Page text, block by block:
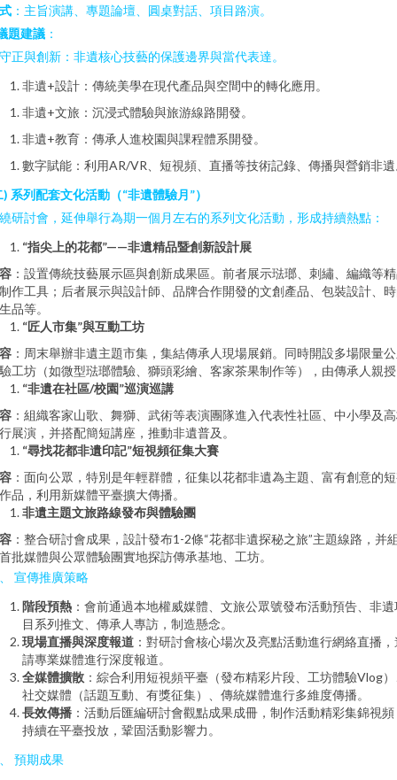
：主旨演講、專題論壇、圓桌對話、項目路演。
題建議 ：
正與創新：非遺核心技藝的保護邊界與當代表達。
非遺+設計：傳統美學在現代產品與空間中的轉化應用。
非遺+文旅：沉浸式體驗與旅游線路開發。
非遺+教育：傳承人進校園與課程體系開發。
數字賦能：利用AR/VR、短視頻、直播等技術記錄、傳播與營銷非
系列配套文化活動（“非遺體驗月”）
研討會，延伸舉行為期一個月左右的系列文化活動，形成持續熱點：
“指尖上的花都”——非遺精品暨創新設計展
：設置傳統技藝展示區與創新成果區。前者展示琺瑯、刺繡、編織等
作工具；后者展示與設計師、品牌合作開發的文創產品、包裝設計、
品等。
“匠人市集”與互動工坊
：周末舉辦非遺主題市集，集結傳承人現場展銷。同時開設多場限量
工坊（如微型琺瑯體驗、獅頭彩繪、客家茶果制作等），由傳承人親
“非遺在社區/校園”巡演巡講
：組織客家山歌、舞獅、武術等表演團隊進入代表性社區、中小學及
展演，并搭配簡短講座，推動非遺普及。
“尋找花都非遺印記”短視頻征集大賽
：面向公眾，特別是年輕群體，征集以花都非遺為主題、富有創意的
品，利用新媒體平臺擴大傳播。
非遺主題文旅路線發布與體驗團
：整合研討會成果，設計發布1-2條“花都非遺探秘之旅”主題線路，并
批媒體與公眾體驗團實地探訪傳承基地、工坊。
宣傳推廣策略
階段預熱 ：會前通過本地權威媒體、文旅公眾號發布活動預告、非遺
目系列推文、傳承人專訪，制造懸念。
現場直播與深度報道 ：對研討會核心場次及亮點活動進行網絡直播
請專業媒體進行深度報道。
全媒體擴散 ：綜合利用短視頻平臺（發布精彩片段、工坊體驗Vlog
社交媒體（話題互動、有獎征集）、傳統媒體進行多維度傳播。
長效傳播 ：活動后匯編研討會觀點成果成冊，制作活動精彩集錦視頻
持續在平臺投放，鞏固活動影響力。
預期成果